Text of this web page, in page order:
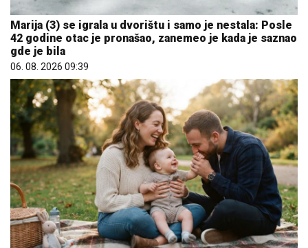
Marija (3) se igrala u dvorištu i samo je nestala: Posle
42 godine otac je pronašao, zanemeo je kada je saznao
gde je bila
06. 08. 2026 09:39